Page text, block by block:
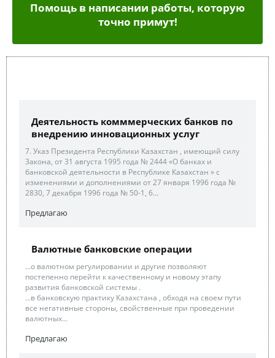
Помощь в написании работы, которую
точно примут!
Деятельность комммерческих банков по
внедрению инновационных услуг
7. Указ Президента Республики Казахстан , имеющий силу
Закона, от 31 августа 1995 года № 2444 «О банках и
банковской деятельности в Республике Казахстан » с
изменениями и дополнениями от 27 января 1996 года №
2830, 7 декабря 1996 года № 50-1, 6...
Предлагаю
Валютные банковские операции
...о валютном регулировании и другие позволяют
постепенно перейти к качественному и новому этапу
развития банковской системы .
...в банковскую практику Казахстана , обходя на своем пути
все негативные стороны, свойственные при проведении
валютных...
Предлагаю